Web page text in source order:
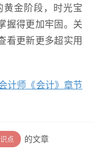
金阶段，时光宝
握得更加牢固。关
看更新更多超实用
计师《会计》章节
点 的文章